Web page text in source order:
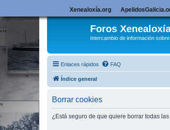
Foros
Intercambio de información
Enlaces rápidos FAQ
Índice general
Borrar cookies
¿Está seguro de que quiere borrar todas
Xenealoxía.org